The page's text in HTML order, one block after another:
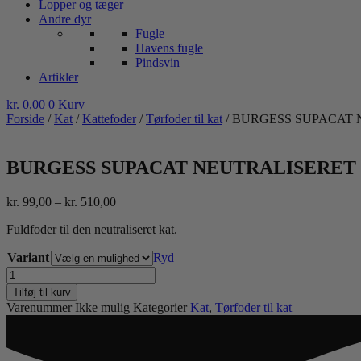
Lopper og tæger
Andre dyr
Fugle
Havens fugle
Pindsvin
Artikler
kr. 0,00 0 Kurv
Forside /Kat /Kattefoder /Tørfoder til kat / BURGESS SUPACAT
BURGESS SUPACAT NEUTRALISERET
kr. 99,00 – kr. 510,00Prisinterval:
til
Fuldfoder til den neutraliseret kat.
Variant
Ryd
BURGESS
SUPACAT
NEUTRALISERET
antal
Tilføj til kurv
Varenummer Ikke mulig Kategorier Kat, Tørfoder til kat